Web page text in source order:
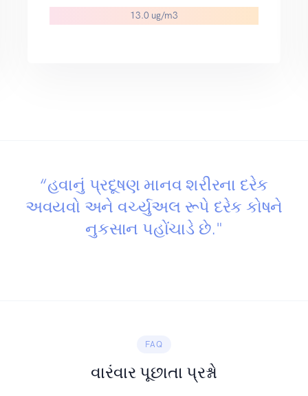
“હવાનું પ્રદૂષણ માનવ શરીરના દરેક
અવયવો અને વર્ચ્યુઅલ રૂપે દરેક કોષને
નુકસાન પહોંચાડે છે."
FAQ
વારંવાર પૂછાતા પ્રશ્નો